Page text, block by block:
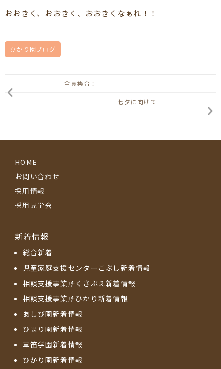
おおきく、おおきく、おおきくなぁれ！！
ひかり園ブログ
全員集合！
七夕に向けて
HOME
お問い合わせ
採用情報
採用見学会
新着情報
総合新着
児童家庭支援センターこぶし新着情報
相談支援事業所くさぶえ新着情報
相談支援事業所ひかり新着情報
あしび園新着情報
ひまり園新着情報
草笛学園新着情報
ひかり園新着情報